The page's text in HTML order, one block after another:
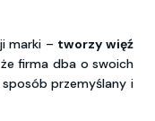
marki – tworzy więź
firma dba o swoich
przemyślany i